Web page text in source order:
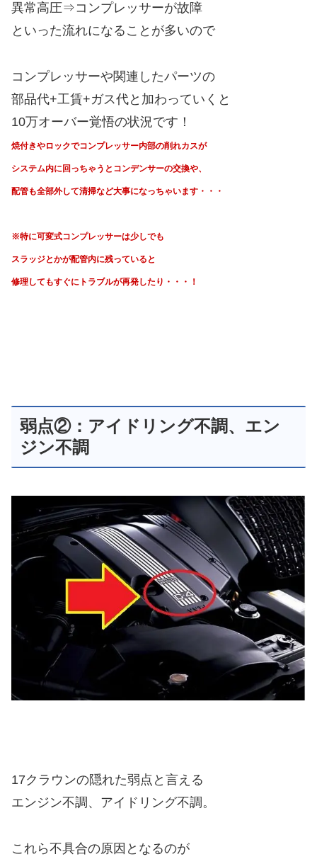
異常高圧⇒コンプレッサーが故障
といった流れになることが多いので
コンプレッサーや関連したパーツの
部品代+工賃+ガス代と加わっていくと
10万オーバー覚悟の状況です！
焼付きやロックでコンプレッサー内部の削れカスが
システム内に回っちゃうと コンデンサーの交換や、
配管も全部外して清掃など大事になっちゃいます・・・
※特に可変式コンプレッサーは少しでも
スラッジとかが配管内に残っていると
修理してもすぐにトラブルが再発したり・・・！
弱点②：アイドリング不調、エン
ジン不調
17クラウンの隠れた弱点と言える
エンジン不調、アイドリング不調。
これら不具合の原因となるのが